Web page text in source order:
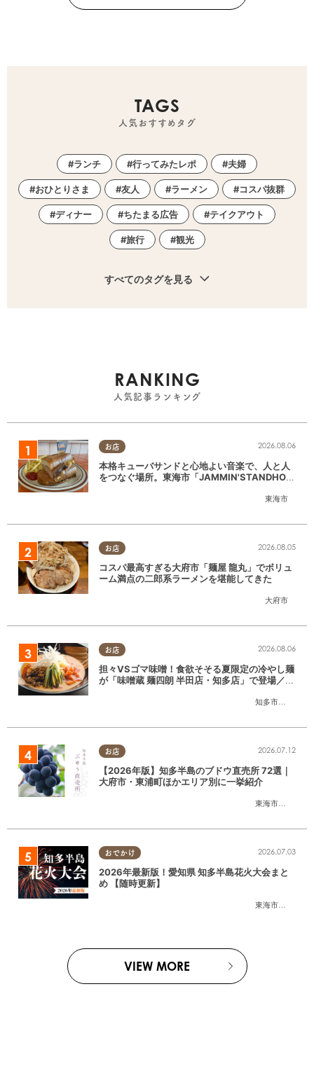
TAGS
人気おすすめタグ
ランチ 行ってみたレポ 夫婦
おひとりさま 友人 ラーメン コスパ抜群
ディナー ちたまる広告 テイクアウト
旅行 観光
すべてのタグを見る
RANKING
人気記事ランキング
お店
東海市
2026.08.06
本格キューバサンドと心地よい音楽で、人と人
をつなぐ場所。東海市「JAMMIN'STANDHOU
お店
大府市
2026.08.05
コスパ最高すぎる大府市「麺屋 龍丸」でボリュ
ーム満点の二郎系ラーメンを堪能してきた
お店
知多市半田市
2026.08.06
担々VSゴマ味噌！食欲そそる夏限定の冷やし麺
が「味噌蔵 麺四朗 半田店・知多店」で登場／ち
お店
東海市大府市
2026.07.12
【2026年版】知多半島のブドウ直売所 72選｜
大府市・東浦町ほかエリア別に一挙紹介
おでかけ
東海市大府市
2026.07.03
2026年最新版！愛知県 知多半島花火大会まと
め 【随時更新】
VIEW MORE